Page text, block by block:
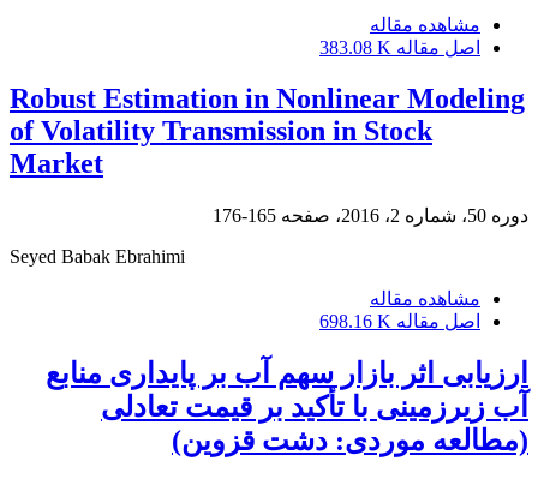
مشاهده مقاله
اصل مقاله 383.08 K
Robust Estimation in Nonlinear Modeling
of Volatility Transmission in Stock
Market
دوره 50، شماره 2، 2016، صفحه
165-176
Seyed Babak Ebrahimi
مشاهده مقاله
اصل مقاله 698.16 K
ارزیابی اثر بازار سهم آب بر پایداری منابع
آب زیرزمینی با تأکید بر قیمت تعادلی
(مطالعه موردی: دشت قزوین)